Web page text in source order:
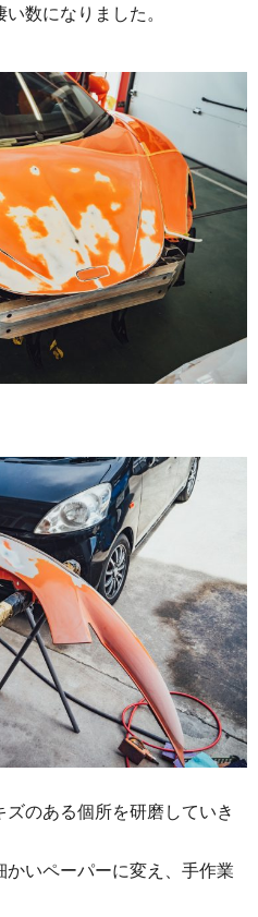
数になりました。
のある個所を研磨していき
いペーパーに変え、手作業